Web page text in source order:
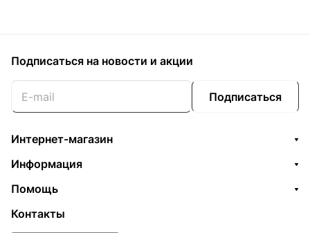
Подписаться на новости и акции
Подписаться
Интернет-магазин
Информация
Помощь
Контакты